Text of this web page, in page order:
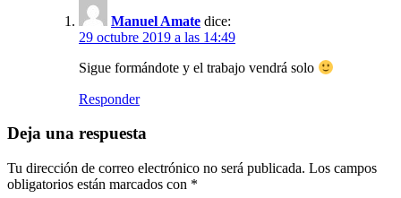
Manuel Amate dice:
29 octubre 2019 a las 14:49
Sigue formándote y el trabajo vendrá solo
Responder
Deja una respuesta
Tu dirección de correo electrónico no será publicada. Los campos
obligatorios están marcados con *